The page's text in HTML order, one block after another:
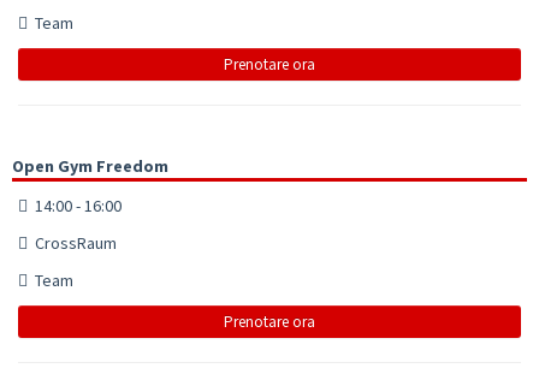
Team
Prenotare ora
Open Gym Freedom
14:00 - 16:00
CrossRaum
Team
Prenotare ora